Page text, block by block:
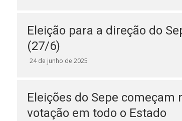
Eleição para a direção do
(27/6)
24 de junho de 2025
Eleições do Sepe
votação em todo o Estado